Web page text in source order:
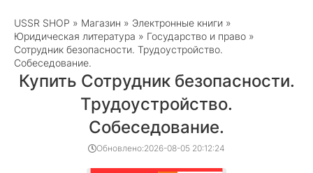
USSR SHOP » Магазин » Электронные книги »
Юридическая литература » Государство и право »
Сотрудник безопасности. Трудоустройство.
Собеседование.
Купить Сотрудник безопасности.
Трудоустройство.
Собеседование.
Обновлено:2026-08-05 20:12:24